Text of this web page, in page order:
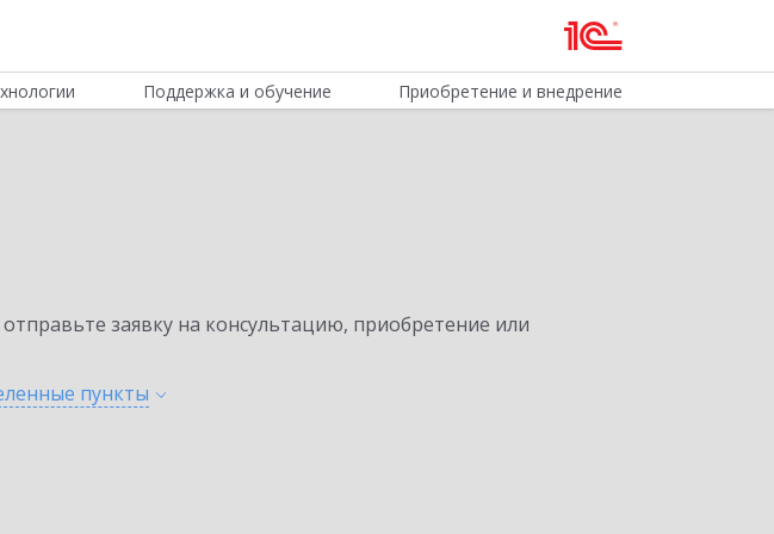
Поддержка и обучение Приобретение и внедрение
заявку на консультацию, приобретение или
пункты